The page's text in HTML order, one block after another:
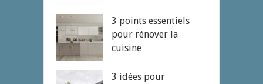
3 points essentiels
pour rénover la
cuisine
3 idées pour